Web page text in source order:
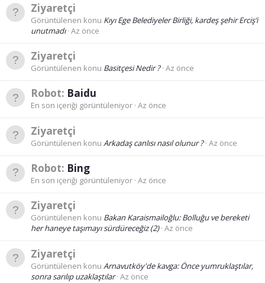
Ziyaretçi
Görüntülenen konu Kıyı Ege Belediyeler Birliği, kardeş şehir Erciş’i
unutmadı Az önce
Ziyaretçi
Görüntülenen konu Basitçesi Nedir ? Az önce
Robot: Baidu
En son içeriği görüntüleniyor Az önce
Ziyaretçi
Görüntülenen konu Arkadaş canlısı nasıl olunur ? Az önce
Robot: Bing
En son içeriği görüntüleniyor Az önce
Ziyaretçi
Görüntülenen konu Bakan Karaismailoğlu: Bolluğu ve bereketi
her haneye taşımayı sürdüreceğiz (2) Az önce
Ziyaretçi
Görüntülenen konu Arnavutköy'de kavga: Önce yumruklaştılar,
sonra sarılıp uzaklaştılar Az önce